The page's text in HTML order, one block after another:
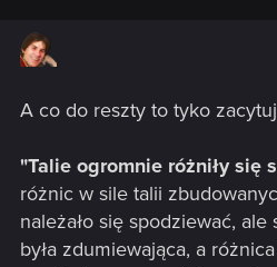
A co do reszty to tyko
"Talie ogromnie różniły się
różnic w sile talii
należało się spodziewać, ale
była zdumiewająca, a